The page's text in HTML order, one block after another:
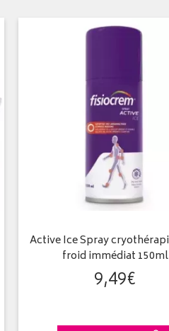
Active Ice Spray
froid immédiat 150ml
9,49€